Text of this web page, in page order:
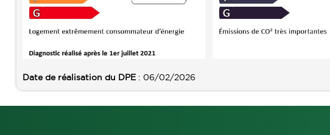
Date de réalisation du DPE : 06/02/2026